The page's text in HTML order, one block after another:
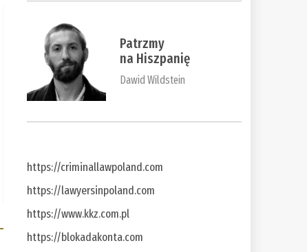
Patrzmy
na Hiszpanię
Dawid Wildstein
https://criminallawpoland.com
https://lawyersinpoland.com
https://www.kkz.com.pl
https://blokadakonta.com